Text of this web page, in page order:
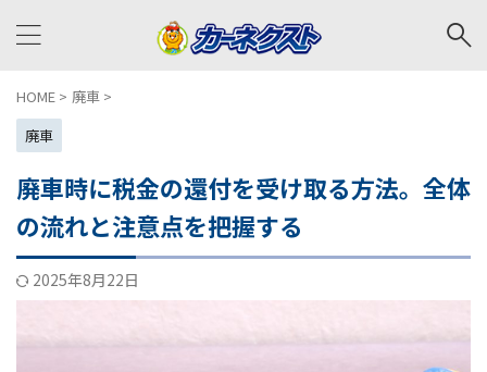
HOME > 廃車 >
廃車
廃車時に税金の還付を受け取る方法。全体
の流れと注意点を把握する
2025年8月22日